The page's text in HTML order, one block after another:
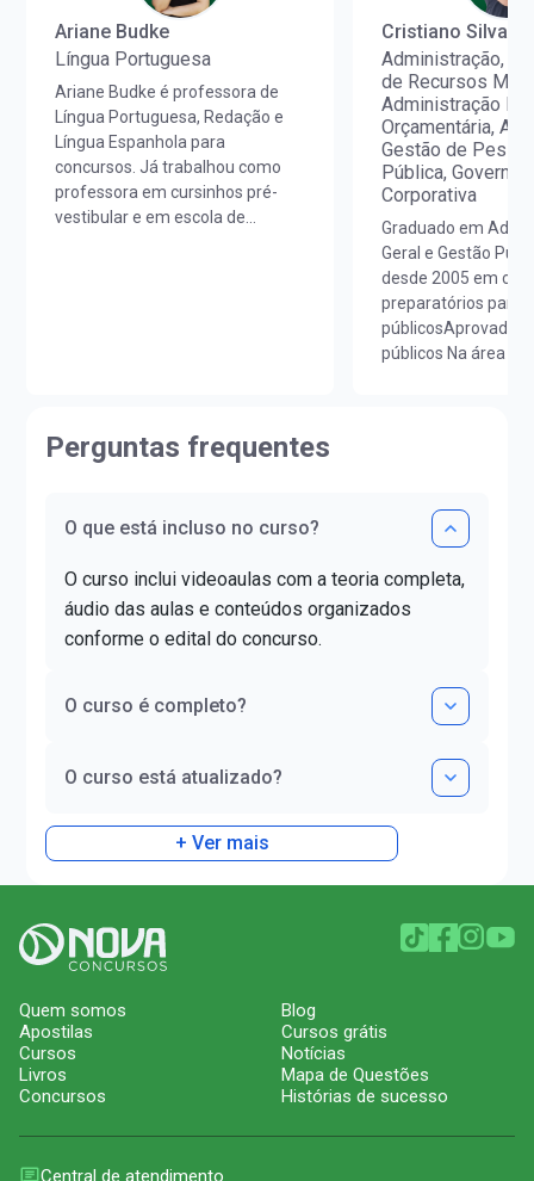
Ariane Budke
Língua Portuguesa
Ariane Budke é professora de
Língua Portuguesa, Redação e
Língua Espanhola para
concursos. Já trabalhou como
professora em cursinhos pré-
vestibular e em escola de
Superior pela FAG e mestra em
Letras pela UNIOESTE. Obteve
nível C1.
Cristiano Silva
Administração,
de Recursos
Administração
Orçamentária,
Gestão de
Pública,
Corporativa
Graduado em
Geral e Gestão
desde 2005 em
preparatórios para
públicosAprovado
públicos Na área de
Perguntas frequentes
O que está incluso no curso?
O curso inclui videoaulas com a teoria completa,
áudio das aulas e conteúdos organizados
conforme o edital do concurso.
O curso é completo?
O curso está atualizado?
+ Ver mais
Quem somos
Apostilas
Cursos
Livros
Concursos
Blog
Cursos grátis
Notícias
Mapa de Questões
Histórias de sucesso
Central de atendimento